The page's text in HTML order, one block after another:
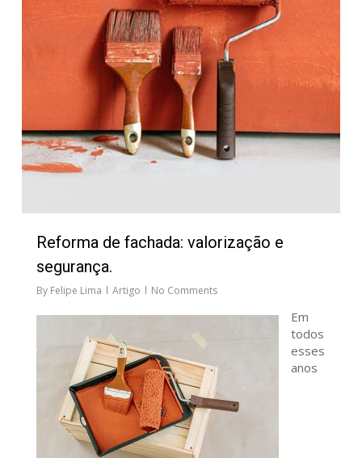
Reforma de fachada: valorização e
segurança.
By Felipe Lima Artigo No Comments
Em
todos
esses
anos